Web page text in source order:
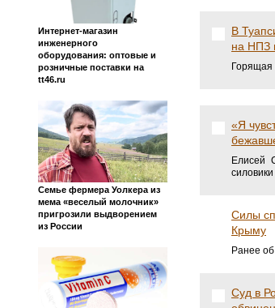
Интернет-магазин
инженерного
оборудования: оптовые и
розничные поставки на
tt46.ru
Семье фермера Уолкера из
мема «веселый молочник»
пригрозили выдворением
из России
В
на НПЗ
Горящая
«Я
Елисей
силовики
Силы
Крыму
Ранее
Суд в